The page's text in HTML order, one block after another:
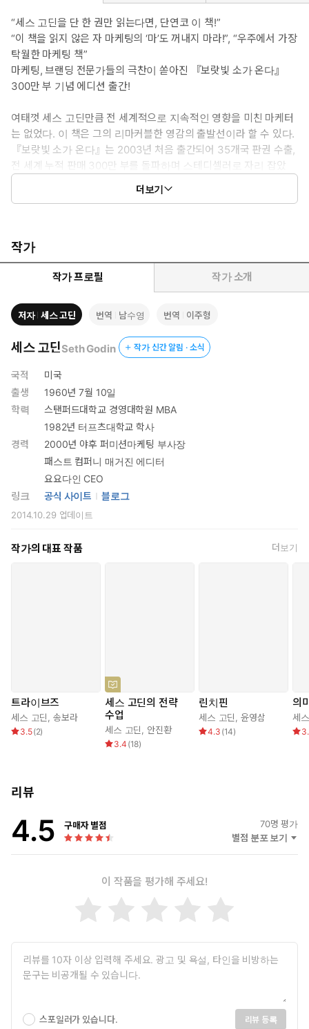
“세스 고딘을 단 한 권만 읽는다면, 단연코 이 책!”
“이 책을 읽지 않은 자 마케팅의 ‘마’도 꺼내지 마라!”, “우주에서 가장
탁월한 마케팅 책”
마케팅, 브랜딩 전문가들의 극찬이 쏟아진 『보랏빛 소가 온다』
300만 부 기념 에디션 출간!
여태껏 세스 고딘만큼 전 세계적으로 지속적인 영향을 미친 마케터
는 없었다. 이 책은 그의 리마커블한 영감의 출발선이라 할 수 있다.
『보랏빛 소가 온다』는 2003년 처음 출간되어 35개국 판권 수출,
전 세계 누적 판매 300만 부를 돌파하며 스테디셀러로 자리 잡았
다. 또한 21세기 최고의 마케팅 바이블이라는 타이틀을 얻으며, 출
간 20주년을 맞아 재출간되었다. 전 세계 수백만 명의 독자에게 도
고딘이 주장하는 ‘리마커블’을 이해하지 못한다면, 급변하는 마케팅
시장에서 절대 살아남을 수 없다. 또한 마케터, 브랜더, 기획자를 준
비하는 새내기라면 업계에 이름 석 자 새기기 위해 탐독해야만 하는
필독서다. 300만 부 판매, 20주년 기념 에디션으로 새롭게 디자인
한 양장 표지, 올컬러 도판이 삽입된 본문은 소장가치 500% 마케팅
인사이트의 결정판이다.
더보기
작가
작가 프로필 작가 소개
저자 세스 고딘 번역 남수영 번역 이주형
세스 고딘Seth Godin 작가 신간 알림 · 소식
국적
미국
출생
1960년 7월 10일
학력
스탠퍼드대학교 경영대학원 MBA
1982년 터프츠대학교 학사
경력
2000년 야후 퍼미션마케팅 부사장
패스트 컴퍼니 매거진 에디터
요요다인 CEO
링크
공식 사이트 블로그
2014.10.29 업데이트
작가의 대표 작품 더보기
트라이브즈
세스 고딘,송보라
3.5(2)
세스 고딘의 전략
수업
세스 고딘, 안진환
3.4 (18)
린치핀
세스 고딘,윤영삼
4.3 (14)
의
세
리뷰
4.5 구매자 별점 70명 평가
별점 분포 보기
이 작품을 평가해 주세요!
스포일러가 있습니다. 리뷰 등록